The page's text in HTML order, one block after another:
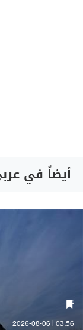
أيضاً في
03:56 | 2026-08-06